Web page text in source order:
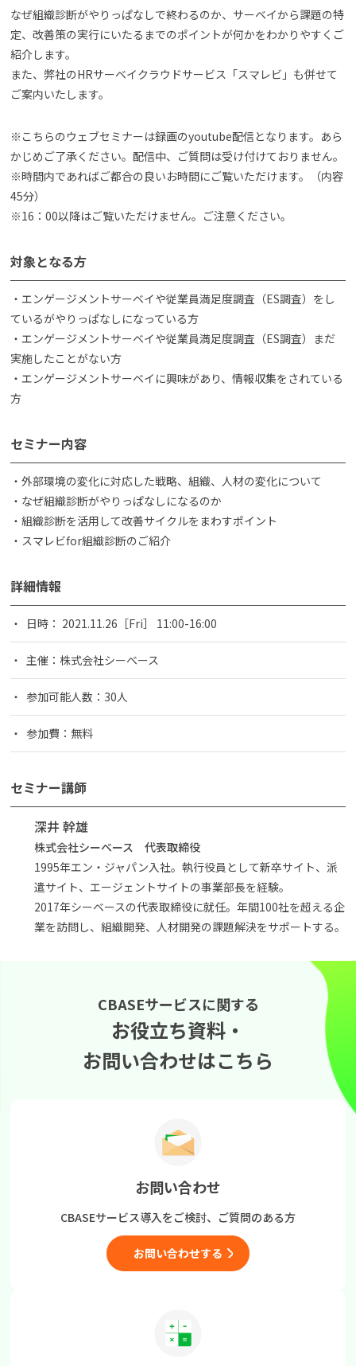
なぜ組織診断がやりっぱなしで終わるのか、サーベイから課題の特
定、改善策の実行にいたるまでのポイントが何かをわかりやすくご
紹介します。
また、弊社のHRサーベイクラウドサービス「スマレビ」も併せて
ご案内いたします。
※こちらのウェブセミナーは録画のyoutube配信となります。あら
かじめご了承ください。配信中、ご質問は受け付けておりません。
※時間内であればご都合の良いお時間にご覧いただけます。（内容
45分）
※16：00以降はご覧いただけません。ご注意ください。
対象となる方
・エンゲージメントサーベイや従業員満足度調査（ES調査）をし
ているがやりっぱなしになっている方
・エンゲージメントサーベイや従業員満足度調査（ES調査）まだ
実施したことがない方
・エンゲージメントサーベイに興味があり、情報収集をされている
方
セミナー内容
・外部環境の変化に対応した戦略、組織、人材の変化について
・なぜ組織診断がやりっぱなしになるのか
・組織診断を活用して改善サイクルをまわすポイント
・スマレビfor組織診断のご紹介
詳細情報
日時： 2021.11.26［Fri］ 11:00-16:00
主催：株式会社シーベース
参加可能人数：30人
参加費：無料
セミナー講師
深井 幹雄
株式会社シーベース 代表取締役
1995年エン・ジャパン入社。執行役員として新卒サイト、派
遣サイト、エージェントサイトの事業部長を経験。
2017年シーベースの代表取締役に就任。年間100社を超える企
業を訪問し、組織開発、人材開発の課題解決をサポートする。
CBASEサービスに関する
お役立ち資料・
お問い合わせはこちら
お問い合わせ
CBASEサービス導入をご検討、 ご質問のある方
お問い合わせする